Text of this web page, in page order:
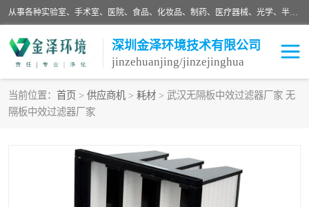
从事各种实验室、手术室、医院、食品、化妆品、制药、医疗器械、光学、半导体、精密电子等无尘车间行业的洁净车间装修设计、净化设备、恒温恒湿空调的设计制作与安装、净化系统工程项目施工及其技术支持服务。
深圳金泽环境技术有限公司
jinzehuanjing/jinzejinghua
当前位置： 首页 > 供应商机 > 耗材 > 武汉无隔板中效过滤器厂家 无
隔板中效过滤器厂家
耗材
GMP车间净化